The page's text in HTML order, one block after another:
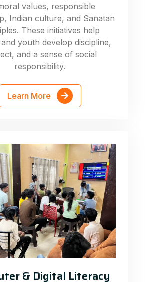
values, responsible
Indian culture, and Sanatan
These initiatives help
youth develop discipline,
and a sense of social
responsibility.
Learn More
& Digital Literacy